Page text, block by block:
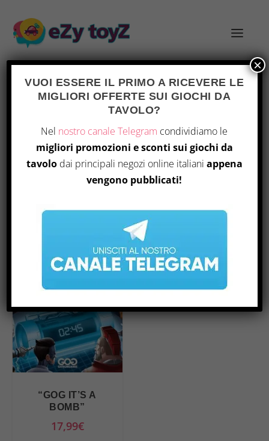
Home/ Prodotto Part Number / 231116
Visualizzazione del risultato
“GOG IT’S A
BOMB”
17,99€
VUOI ESSERE IL PRIMO A RICEVERE LE
MIGLIORI OFFERTE SUI GIOCHI DA
TAVOLO?
Nel nostro canale Telegram condividiamo le
migliori promozioni e sconti sui giochi da
tavolo dai principali negozi online italiani appena
vengono pubblicati!
×